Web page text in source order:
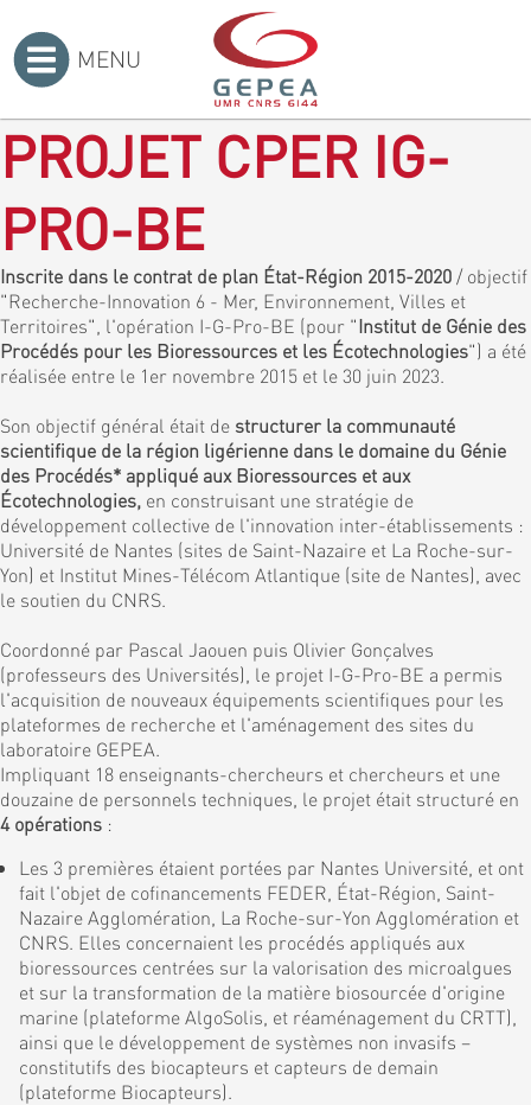
MENU
PROJET CPER IG-
PRO-BE
Inscrite dans le contrat de plan État-Région 2015-2020 / objectif
"Recherche-Innovation 6 - Mer, Environnement, Villes et
Territoires", l'opération I-G-Pro-BE (pour "Institut de Génie des
Procédés pour les Bioressources et les Écotechnologies") a été
réalisée entre le 1er novembre 2015 et le 30 juin 2023.
Son objectif général était de structurer la communauté
scientifique de la région ligérienne dans le domaine du Génie
des Procédés* appliqué aux Bioressources et aux
Écotechnologies, en construisant une stratégie de
développement collective de l'innovation inter-établissements :
Université de Nantes (sites de Saint-Nazaire et La Roche-sur-
Yon) et Institut Mines-Télécom Atlantique (site de Nantes), avec
le soutien du CNRS.
Coordonné par Pascal Jaouen puis Olivier Gonçalves
(professeurs des Universités), le projet I-G-Pro-BE a permis
l'acquisition de nouveaux équipements scientifiques pour les
plateformes de recherche et l'aménagement des sites du
laboratoire GEPEA.
Impliquant 18 enseignants-chercheurs et chercheurs et une
douzaine de personnels techniques, le projet était structuré en
4 opérations :
Les 3 premières étaient portées par Nantes Université, et ont
fait l'objet de cofinancements FEDER, État-Région, Saint-
Nazaire Agglomération, La Roche-sur-Yon Agglomération et
CNRS. Elles concernaient les procédés appliqués aux
bioressources centrées sur la valorisation des microalgues
et sur la transformation de la matière biosourcée d'origine
marine (plateforme AlgoSolis, et réaménagement du CRTT),
ainsi que le développement de systèmes non invasifs –
constitutifs des biocapteurs et capteurs de demain
(plateforme Biocapteurs).